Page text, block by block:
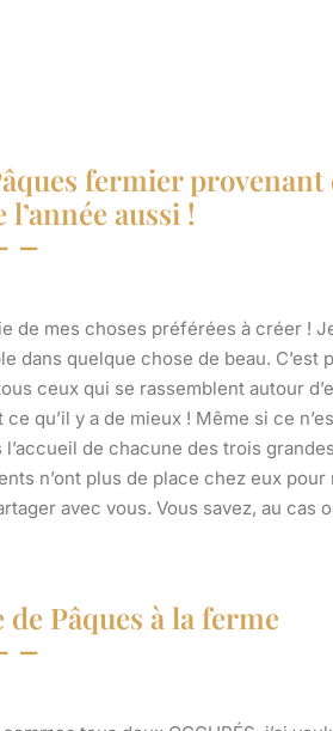
fermier
aussi !
de mes choses préférées à créer !
dans quelque chose de beau.
ceux qui se rassemblent autour
qu’il y a de mieux ! Même si ce
de chacune des trois
n’ont plus de place chez eux
avec vous. Vous savez, au cas
Pâques à la ferme